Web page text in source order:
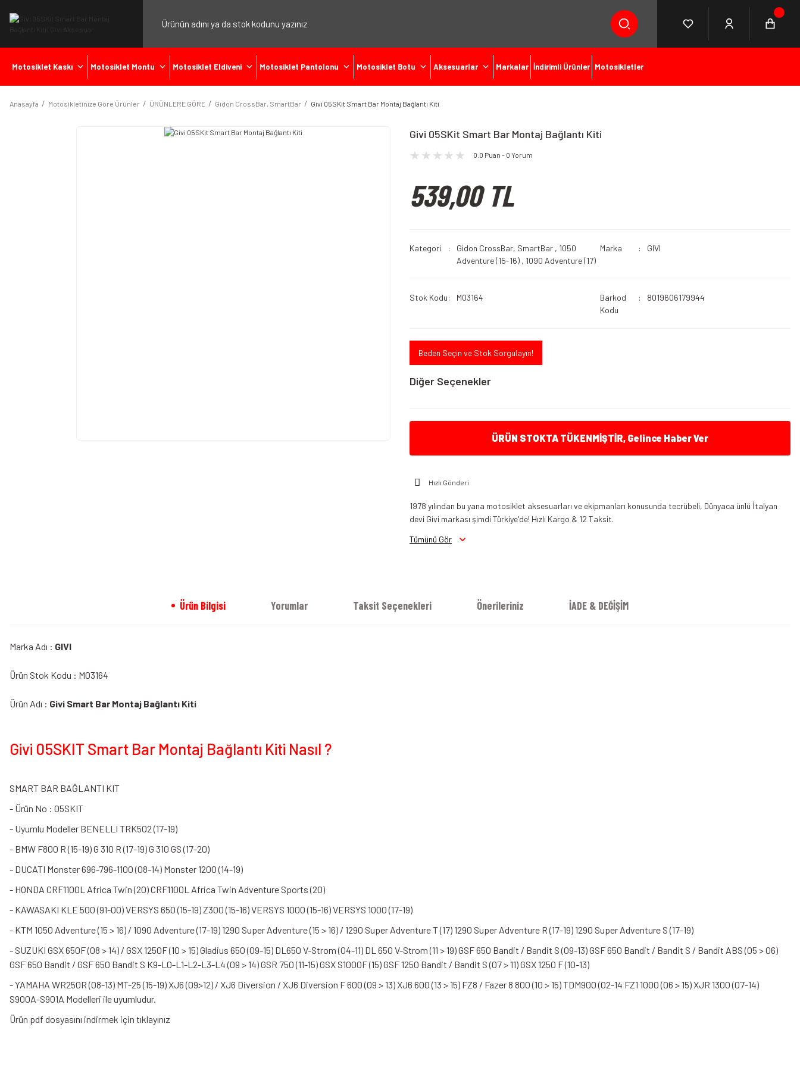
Motosiklet Kaskı Motosiklet Montu Motosiklet Eldiveni Motosiklet Pantolonu Motosiklet Botu Aksesuarlar Markalar İndirimli Ürünler Motosikletler
Anasayfa Motosikletinize Göre Ürünler ÜRÜNLERE GÖRE Gidon CrossBar, SmartBar Givi 05SKit Smart Bar Montaj Bağlantı Kiti
Givi 05SKit Smart Bar Montaj Bağlantı Kiti
0.0 Puan - 0 Yorum
539,00 TL
Kategori Gidon CrossBar, SmartBar , 1050
Adventure (15-16) , 1090 Adventure (17)
Marka GIVI
Stok Kodu M03164
Barkod
Kodu
8019606179944
Beden Seçin ve Stok Sorgulayın!
Diğer Seçenekler
Givi S900A Smart Bar (Universal)
ÜRÜN STOKTA TÜKENMİŞTİR, Gelince Haber Ver
Hızlı Gönderi
1978 yılından bu yana motosiklet aksesuarları ve ekipmanları konusunda tecrübeli, Dünyaca ünlü İtalyan
devi Givi markası şimdi Türkiye'de! Hızlı Kargo & 12 Taksit.
Tümünü Gör
Ürün Bilgisi Yorumlar Taksit Seçenekleri Önerileriniz İADE & DEĞİŞİM
Marka Adı : GIVI
Ürün Stok Kodu : M03164
Ürün Adı : Givi Smart Bar Montaj Bağlantı Kiti
Givi 05SKIT Smart Bar Montaj Bağlantı Kiti Nasıl ?
SMART BAR BAĞLANTI KIT
- Ürün No : 05SKIT
- Uyumlu Modeller BENELLI TRK502 (17-19)
- BMW F800 R (15-19) G 310 R (17-19) G 310 GS (17-20)
- DUCATI Monster 696-796-1100 (08-14) Monster 1200 (14-19)
- HONDA CRF1100L Africa Twin (20) CRF1100L Africa Twin Adventure Sports (20)
- KAWASAKI KLE 500 (91-00) VERSYS 650 (15-19) Z300 (15-16) VERSYS 1000 (15-16) VERSYS 1000 (17-19)
- KTM 1050 Adventure (15 > 16) / 1090 Adventure (17-19) 1290 Super Adventure (15 > 16) / 1290 Super Adventure T (17) 1290 Super Adventure R (17-19) 1290 Super Adventure S (17-19)
- SUZUKI GSX 650F (08 > 14) / GSX 1250F (10 > 15) Gladius 650 (09-15) DL650 V-Strom (04-11) DL 650 V-Strom (11 > 19) GSF 650 Bandit / Bandit S (09-13) GSF 650 Bandit / Bandit S / Bandit ABS (05 > 06)
GSF 650 Bandit / GSF 650 Bandit S K9-L0-L1-L2-L3-L4 (09 > 14) GSR 750 (11-15) GSX S1000F (15) GSF 1250 Bandit / Bandit S (07 > 11) GSX 1250 F (10-13)
- YAMAHA WR250R (08-13) MT-25 (15-19) XJ6 (09>12) / XJ6 Diversion / XJ6 Diversion F 600 (09 > 13) XJ6 600 (13 > 15) FZ8 / Fazer 8 800 (10 > 15) TDM900 (02-14 FZ1 1000 (06 > 15) XJR 1300 (07-14)
S900A-S901A Modelleri ile uyumludur.
Ürün pdf dosyasını indirmek için tıklayınız